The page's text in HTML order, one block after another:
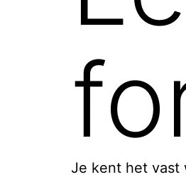
Je kent het vast